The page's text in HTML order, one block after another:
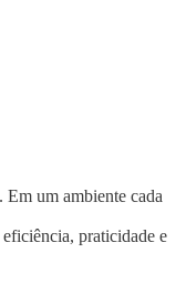
Em um ambiente cada
praticidade e